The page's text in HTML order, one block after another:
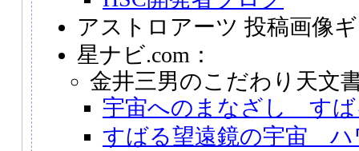
アストロアーツ 投稿画像
星ナビ.com：
金井三男のこだわり天文
宇宙へのまなざし すば
すばる望遠鏡の宇宙 ハ